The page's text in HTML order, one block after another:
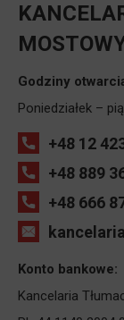
Godziny
Poniedziałek –
+48 12
+48 889
+48 666
Konto bankowe:
Kancelaria